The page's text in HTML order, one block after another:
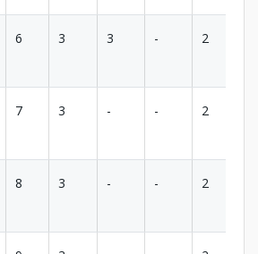
6 3 3 - 2
7 3 - - 2
8 3 - - 2